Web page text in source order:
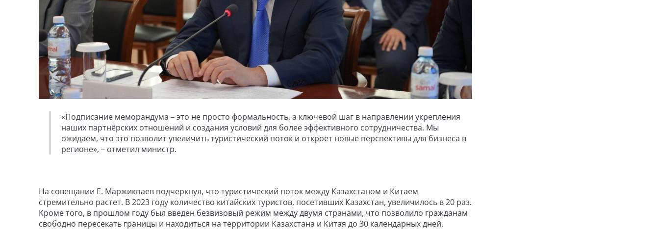
«Подписание меморандума – это не просто формальность, а ключевой шаг в направлении укрепления
наших партнёрских отношений и создания условий для более эффективного сотрудничества. Мы
ожидаем, что это позволит увеличить туристический поток и откроет новые перспективы для бизнеса в
регионе», – отметил министр.
На совещании Е. Маржикпаев подчеркнул, что туристический поток между Казахстаном и Китаем
стремительно растет. В 2023 году количество китайских туристов, посетивших Казахстан, увеличилось в 20 раз.
Кроме того, в прошлом году был введен безвизовый режим между двумя странами, что позволило гражданам
свободно пересекать границы и находиться на территории Казахстана и Китая до 30 календарных дней.